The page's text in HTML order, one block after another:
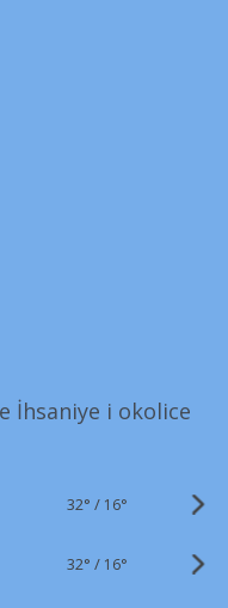
İhsaniye i okolice
32° / 16°
32° / 16°